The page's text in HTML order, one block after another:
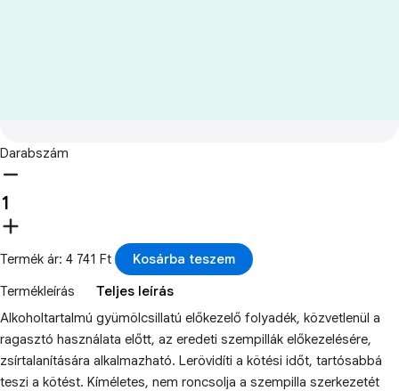
Darabszám
Termék ár: 4 741 Ft
Kosárba teszem
Termékleírás
Teljes leírás
Alkoholtartalmú gyümölcsillatú előkezelő folyadék, közvetlenül a
ragasztó használata előtt, az eredeti szempillák előkezelésére,
zsírtalanítására alkalmazható. Lerövidíti a kötési időt, tartósabbá
teszi a kötést. Kíméletes, nem roncsolja a szempilla szerkezetét